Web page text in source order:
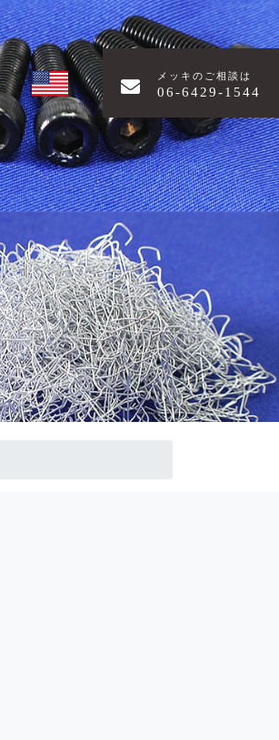
メッキのご相談は
06-6429-1544